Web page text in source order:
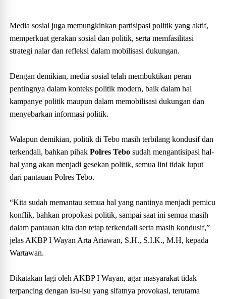
Media sosial juga memungkinkan partisipasi politik yang aktif,
memperkuat gerakan sosial dan politik, serta memfasilitasi
strategi nalar dan refleksi dalam mobilisasi dukungan.
Dengan demikian, media sosial telah membuktikan peran
pentingnya dalam konteks politik modern, baik dalam hal
kampanye politik maupun dalam memobilisasi dukungan dan
menyebarkan informasi politik.
Walapun demikian, politik di Tebo masih terbilang kondusif dan
terkendali, bahkan pihakPolres Tebo sudah mengantisipasi hal-
hal yang akan menjadi gesekan politik, semua lini tidak luput
dari pantauan Polres Tebo.
“Kita sudah memantau semua hal yang nantinya menjadi pemicu
konflik, bahkan propokasi politik, sampai saat ini semua masih
dalam pantauan kita dan tetap terkendali serta masih kondusif,”
jelas AKBP I Wayan Arta Ariawan, S.H., S.I.K., M.H, kepada
Wartawan.
Dikatakan lagi oleh AKBP I Wayan, agar masyarakat tidak
terpancing dengan isu-isu yang sifatnya provokasi, terutama